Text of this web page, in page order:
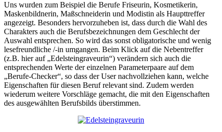
Uns wurden zum Beispiel die Berufe Friseurin, Kosmetikerin,
Maskenbildnerin, Maßschneiderin und Modistin als Haupttreffer
angezeigt. Besonders hervorzuheben ist, dass durch die Wahl des
Charakters auch die Berufsbezeichnungen dem Geschlecht der
Auswahl entsprechen. So wird das sonst obligatorische und wenig
lesefreundliche /-in umgangen. Beim Klick auf die Nebentreffer
(z.B. hier auf „Edelsteingraveurin“) verändern sich auch die
entsprechenden Werte der einzelnen Parameterpaare auf dem
„Berufe-Checker“, so dass der User nachvollziehen kann, welche
Eigenschaften für diesen Beruf relevant sind. Zudem werden
wiederum weitere Vorschläge gemacht, die mit den Eigenschaften
des ausgewählten Berufsbilds überstimmen.